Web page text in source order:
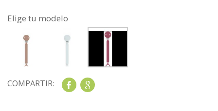
Elige tu modelo
COMPARTIR: Share